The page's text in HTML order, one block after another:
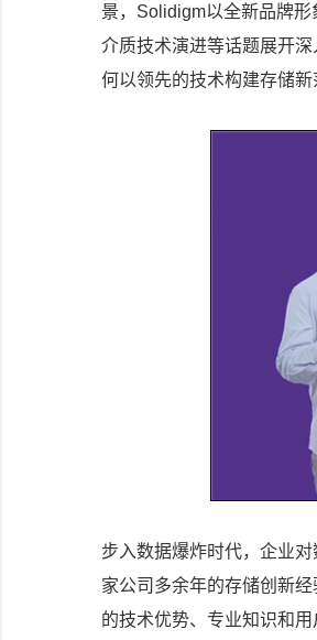
景，Solidigm以全新品牌形
介质技术演进等话题展开
何以领先的技术构建存储新
步入数据爆炸时代，企业
家公司多余年的存储创新
的技术优势、专业知识和